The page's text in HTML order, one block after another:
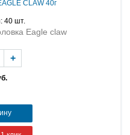
CLAW 40г
40 шт.
Eagle claw
+